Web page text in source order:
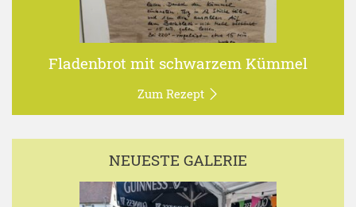
Fladenbrot mit schwarzem Kümmel
Zum Rezept
NEUESTE GALERIE